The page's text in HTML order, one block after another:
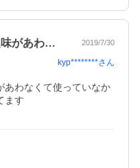
主人に購入しました。最初趣味があわなく… 2019/7/30
kyp********さん
あわなくて使っていなか
ます